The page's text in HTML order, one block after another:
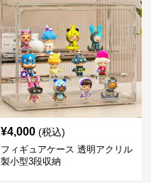
¥4,000 (税込)
フィギュアケース 透明アクリル
製小型3段収納